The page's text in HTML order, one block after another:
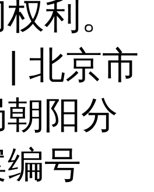
利。
北京市
阳分
号